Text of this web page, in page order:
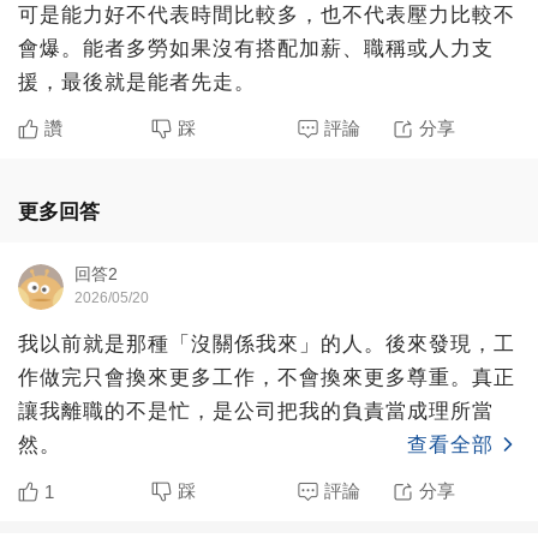
可是能力好不代表時間比較多，也不代表壓力比較不
會爆。能者多勞如果沒有搭配加薪、職稱或人力支
援，最後就是能者先走。
讚 踩 評論 分享
更多回答
回答2
2026/05/20
我以前就是那種「沒關係我來」的人。後來發現，工
作做完只會換來更多工作，不會換來更多尊重。真正
讓我離職的不是忙，是公司把我的負責當成理所當
然。
查看全部
1 踩 評論 分享